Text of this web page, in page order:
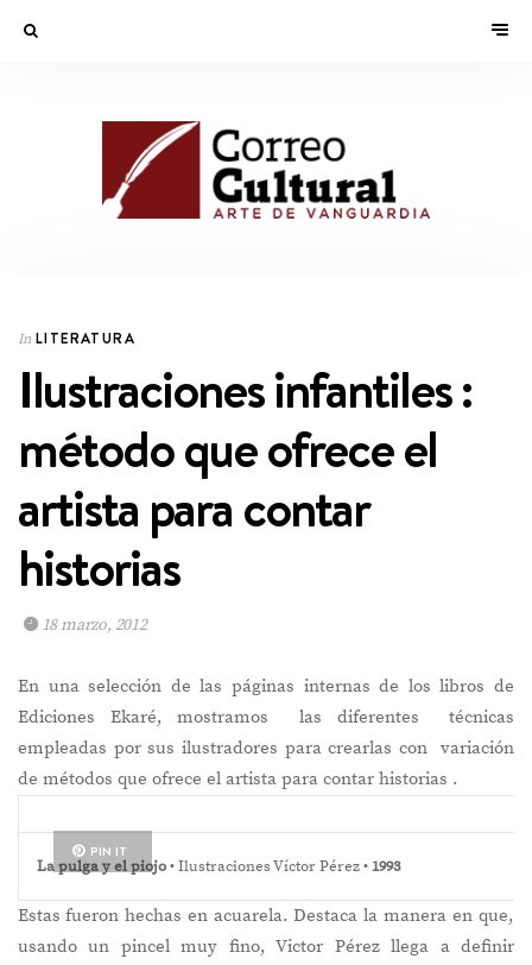
In LITERATURA
Ilustraciones infantiles :
método que ofrece el
artista para contar
historias
18 marzo, 2012
En una selección de las páginas internas de los libros de
Ediciones Ekaré, mostramos las diferentes técnicas
empleadas por sus ilustradores para crearlas con variación
de métodos que ofrece el artista para contar historias .
PIN IT
La pulga y el piojo• Ilustraciones Víctor Pérez • 1993
Estas fueron hechas en acuarela. Destaca la manera en que,
usando un pincel muy fino, Victor Pérez llega a definir